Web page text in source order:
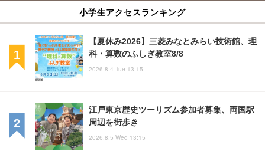
小学生アクセスランキング
【夏休み2026】三菱みなとみらい技術館、理
科・算数のふしぎ教室8/8
2026.8.4 Tue 13:15
江戸東京歴史ツーリズム参加者募集、両国駅
周辺を街歩き
2026.8.5 Wed 13:15